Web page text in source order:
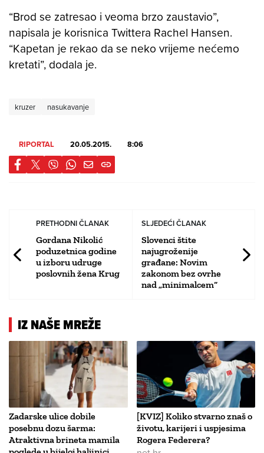
“Brod se zatresao i veoma brzo zaustavio”,
napisala je korisnica Twittera Rachel Hansen.
“Kapetan je rekao da se neko vrijeme nećemo
kretati”, dodala je.
kruzer nasukavanje
RIPORTAL 20.05.2015. 8:06
PRETHODNI ČLANAK
Gordana Nikolić
poduzetnica godine
u izboru udruge
poslovnih žena Krug
SLJEDEĆI ČLANAK
Slovenci štite
najugroženije
građane: Novim
zakonom bez ovrhe
nad „minimalcem“
IZ NAŠE MREŽE
Zadarske ulice dobile
posebnu dozu šarma:
Atraktivna brineta mamila
[KVIZ] Koliko stvarno znaš o
životu, karijeri i uspjesima
Rogera Federera?